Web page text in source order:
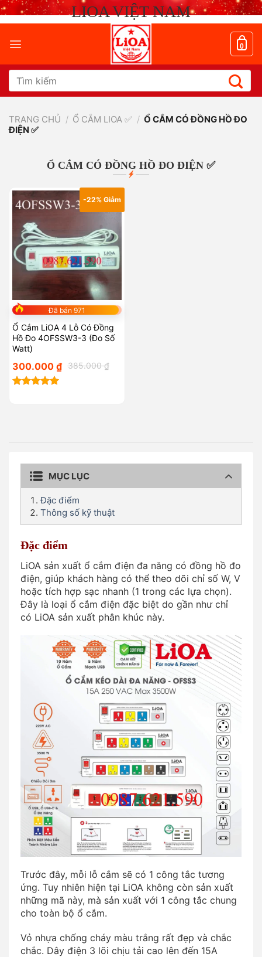
Chuyển
đến
dung
LIOA VIỆT NAM
0
Tìm
kiếm:
TRANG CHỦ / Ổ CẮM LIOA ✅ / Ổ CẮM CÓ ĐỒNG HỒ ĐO
ĐIỆN ✅
Ổ CẮM CÓ ĐỒNG HỒ ĐO ĐIỆN ✅
-22% Giảm
Đã bán 971
Ổ Cắm LiOA 4 Lỗ Có Đồng
Hồ Đo 4OFSSW3-3 (Đo Số
Watt)
385.000₫
Giá
gốc
là:
385.000 ₫.
300.000 ₫
Giá
hiện
tại
là:
MỤC LỤC
Đặc điểm
Thông số kỹ thuật
Đặc điểm
LiOA sản xuất ổ cắm điện đa năng có đồng hồ đo
điện, giúp khách hàng có thể theo dõi chỉ số W, V
hoặc tích hợp sạc nhanh (1 trong các lựa chọn).
Đây là loại ổ cắm điện đặc biệt do gần như chỉ
có LiOA sản xuất phân khúc này.
Trước đây, mỗi lỗ cắm sẽ có 1 công tắc tương
ứng. Tuy nhiên hiện tại LiOA không còn sản xuất
những mã này, mà sản xuất với 1 công tắc chung
cho toàn bộ ổ cắm.
Vỏ nhựa chống cháy màu trắng rất đẹp và chắc
chắc. Dây điện 3 lõi chịu tải cao lên đến 15A